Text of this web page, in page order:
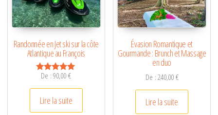
Randonnée en Jet ski sur la côte
Atlantique au François
Note
De :90,00€
Lire la suite
Évasion Romantique et
Gourmande : Brunch et Massage
en duo
De :240,00€
Lire la suite